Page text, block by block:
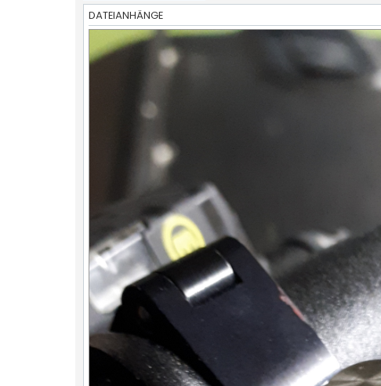
DATEIANHÄNGE